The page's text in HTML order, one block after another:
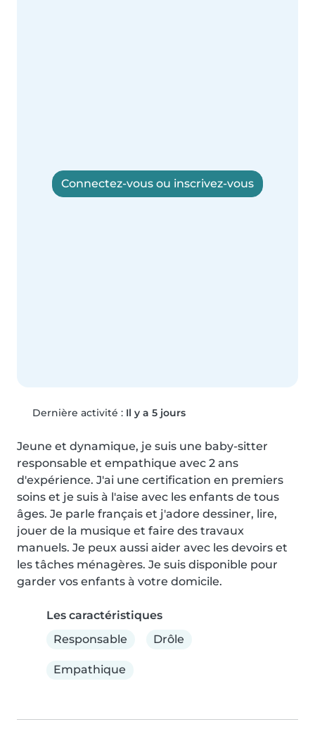
Connectez-vous ou inscrivez-vous
Dernière activité : Il y a 5 jours
Jeune et dynamique, je suis une baby-sitter
responsable et empathique avec 2 ans
d'expérience. J'ai une certification en premiers
soins et je suis à l'aise avec les enfants de tous
âges. Je parle français et j'adore dessiner, lire,
jouer de la musique et faire des travaux
manuels. Je peux aussi aider avec les devoirs et
les tâches ménagères. Je suis disponible pour
garder vos enfants à votre domicile.
Les caractéristiques
Responsable
Drôle
Empathique